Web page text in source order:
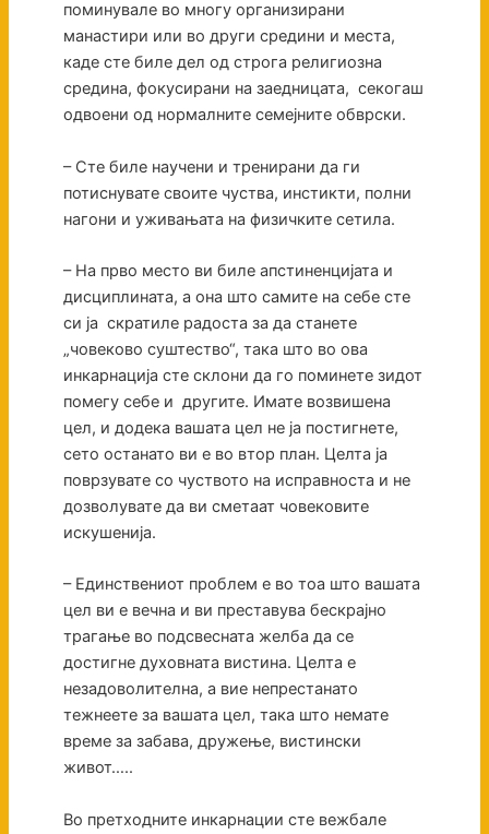
поминувале во многу организирани
манастири или во други средини и места,
каде сте биле дел од строга религиозна
средина, фокусирани на заедницата, секогаш
одвоени од нормалните семејните обврски.
– Сте биле научени и тренирани да ги
потиснувате своите чуства, инстикти, полни
нагони и уживањата на физичките сетила.
– На прво место ви биле апстиненцијата и
дисциплината, а она што самите на себе сте
си ја скратиле радоста за да станете
„човеково суштество“, така што во ова
инкарнација сте склони да го поминете зидот
помегу себе и другите. Имате возвишена
цел, и додека вашата цел не ја постигнете,
сето останато ви е во втор план. Целта ја
поврзувате со чуството на исправноста и не
дозволувате да ви сметаат човековите
искушенија.
– Единствениот проблем е во тоа што вашата
цел ви е вечна и ви преставува бескрајно
трагање во подсвесната желба да се
достигне духовната вистина. Целта е
незадоволителна, а вие непрестанато
тежнеете за вашата цел, така што немате
време за забава, дружење, вистински
живот…..
Во претходните инкарнации сте вежбале